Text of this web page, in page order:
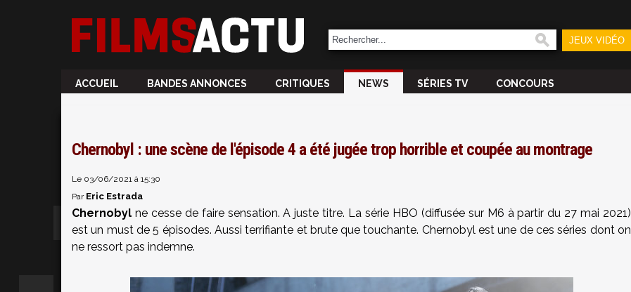
JEUX VIDÉO
ACCUEIL BANDES ANNONCES CRITIQUES NEWS SÉRIES TV CONCOURS
Chernobyl : une scène de l'épisode 4 a été jugée trop horrible et coupée au montrage
Le 03/06/2021 à 15:30
Par Eric Estrada
Chernobyl ne cesse de faire sensation. A juste titre. La série HBO (diffusée sur M6 à partir du 27 mai 2021)
est un must de 5 épisodes. Aussi terrifiante et brute que touchante. Chernobyl est une de ces séries dont on
ne ressort pas indemne.